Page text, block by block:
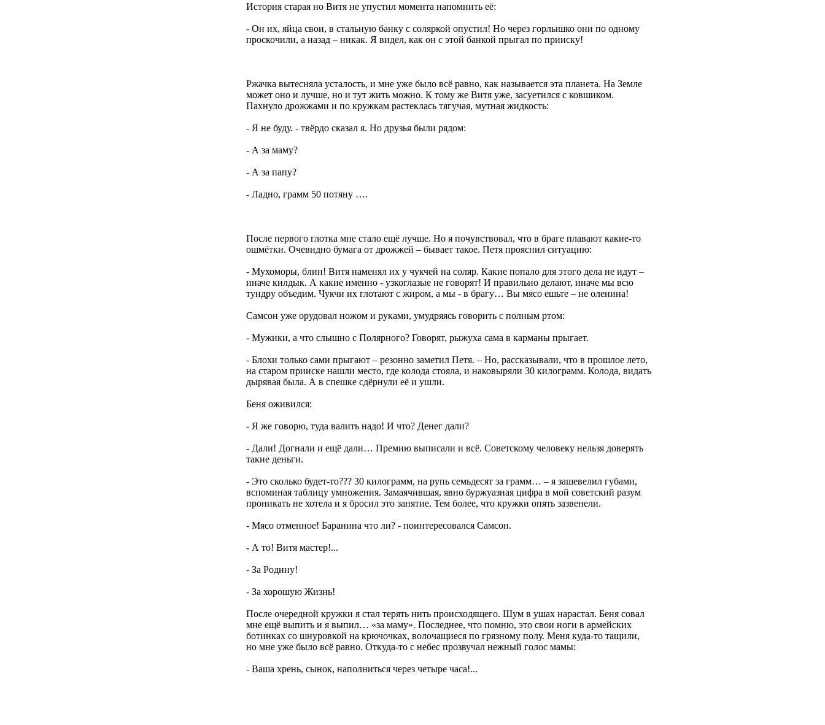
История старая но Витя не упустил момента напомнить её:
- Он их, яйца свои, в стальную банку с соляркой опустил! Но через горлышко они по одному
проскочили, а назад – никак. Я видел, как он с этой банкой прыгал по прииску!
Ржачка вытесняла усталость, и мне уже было всё равно, как называется эта планета. На Земле
может оно и лучше, но и тут жить можно. К тому же Витя уже, засуетился с ковшиком.
Пахнуло дрожжами и по кружкам растеклась тягучая, мутная жидкость:
- Я не буду. - твёрдо сказал я. Но друзья были рядом:
- А за маму?
- А за папу?
- Ладно, грамм 50 потяну ….
После первого глотка мне стало ещё лучше. Но я почувствовал, что в браге плавают какие-то
ошмётки. Очевидно бумага от дрожжей – бывает такое. Петя прояснил ситуацию:
- Мухоморы, блин! Витя наменял их у чукчей на соляр. Какие попало для этого дела не идут –
иначе килдык. А какие именно - узкоглазые не говорят! И правильно делают, иначе мы всю
тундру объедим. Чукчи их глотают с жиром, а мы - в брагу… Вы мясо ешьте – не оленина!
Самсон уже орудовал ножом и руками, умудряясь говорить с полным ртом:
- Мужики, а что слышно с Полярного? Говорят, рыжуха сама в карманы прыгает.
- Блохи только сами прыгают – резонно заметил Петя. – Но, рассказывали, что в прошлое лето,
на старом прииске нашли место, где колода стояла, и наковыряли 30 килограмм. Колода, видать
дырявая была. А в спешке сдёрнули её и ушли.
Беня оживился:
- Я же говорю, туда валить надо! И что? Денег дали?
- Дали! Догнали и ещё дали… Премию выписали и всё. Советскому человеку нельзя доверять
такие деньги.
- Это сколько будет-то??? 30 килограмм, на рупь семьдесят за грамм… – я зашевелил губами,
вспоминая таблицу умножения. Замаячившая, явно буржуазная цифра в мой советский разум
проникать не хотела и я бросил это занятие. Тем более, что кружки опять зазвенели.
- Мясо отменное! Баранина что ли? - поинтересовался Самсон.
- А то! Витя мастер!...
- За Родину!
- За хорошую Жизнь!
После очередной кружки я стал терять нить происходящего. Шум в ушах нарастал. Беня совал
мне ещё выпить и я выпил… «за маму». Последнее, что помню, это свои ноги в армейских
ботинках со шнуровкой на крючочках, волочащиеся по грязному полу. Меня куда-то тащили,
но мне уже было всё равно. Откуда-то с небес прозвучал нежный голос мамы:
- Ваша хрень, сынок, наполниться через четыре часа!...